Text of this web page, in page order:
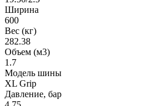
Ширина
600
Вес (кг)
282.38
Объем (м3)
1.7
Модель шины
XL Grip
Давление, бар